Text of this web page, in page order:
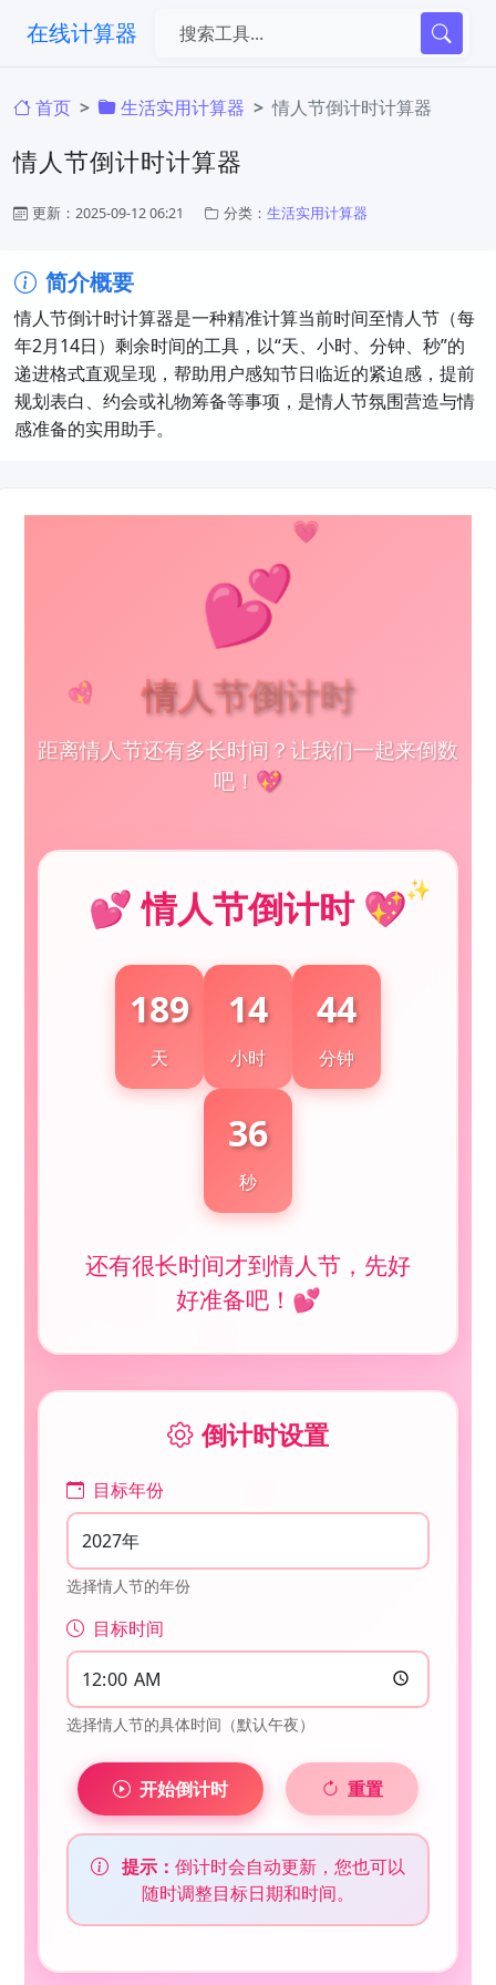
在线计算器
首页 生活实用计算器 情人节倒计时计算器
情人节倒计时计算器
更新：2025-09-12 06:21 分类： 生活实用计算器
简介概要
情人节倒计时计算器是一种精准计算当前时间至情人节（每
年2月14日）剩余时间的工具，以“天、小时、分钟、秒”的
递进格式直观呈现，帮助用户感知节日临近的紧迫感，提前
规划表白、约会或礼物筹备等事项，是情人节氛围营造与情
感准备的实用助手。
💗
💖
💕
💕
情人节倒计时
距离情人节还有多长时间？让我们一起来倒数
吧！💖
💕 情人节倒计时 💖
189
天
14
小时
44
分钟
36
秒
还有很长时间才到情人节，先好
好准备吧！💕
倒计时设置
目标年份
选择情人节的年份
目标时间
选择情人节的具体时间（默认午夜）
开始倒计时 重置
提示： 倒计时会自动更新，您也可以
随时调整目标日期和时间。